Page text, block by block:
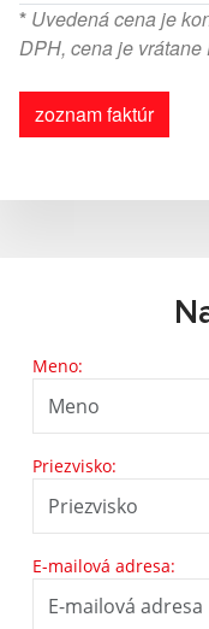
* Uvedená cena je
DPH, cena je vrátane
zoznam faktúr
Meno:
Priezvisko:
E-mailová adresa: